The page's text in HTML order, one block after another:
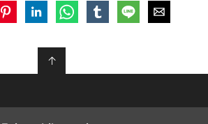
↑